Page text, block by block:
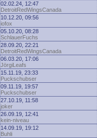
02.02.24, 12:47
DetroitRedWingsCanada
10.12.20, 09:56
iofox
05.10.20, 08:28
SchlauerFuchs
28.09.20, 22:21
DetroitRedWingsCanada
06.03.20, 17:06
JörgiLeafs
15.11.19, 23:33
Puckschubser
09.11.19, 19:57
Puckschubser
27.10.19, 11:58
joker
26.09.19, 12:41
kein-niveau
14.09.19, 19:12
Buhli